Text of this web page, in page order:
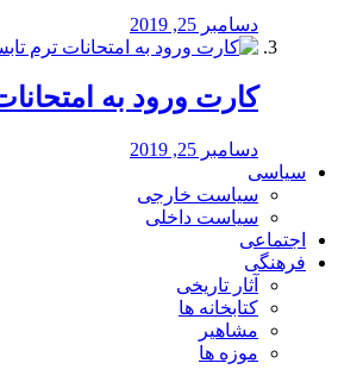
دسامبر 25, 2019
کارت ورود به
دسامبر 25, 2019
سیاسی
سیاست خارجی
سیاست داخلی
اجتماعی
فرهنگی
آثار تاریخی
کتابخانه ها
مشاهیر
موزه ها